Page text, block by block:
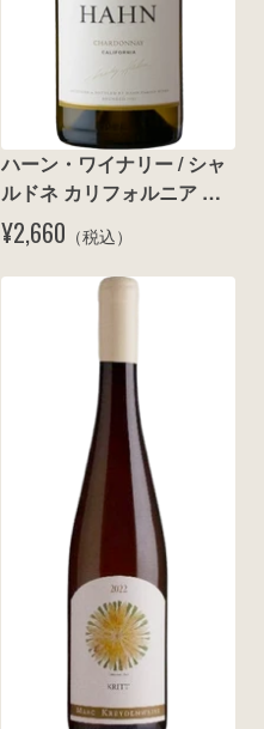
ハーン・ワイナリー / シャ
ルドネ カリフォルニア
2023
¥2,660 （税込）